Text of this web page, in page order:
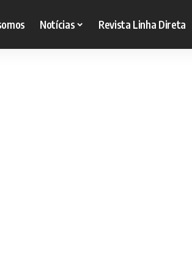
Notícias Revista Linha Direta